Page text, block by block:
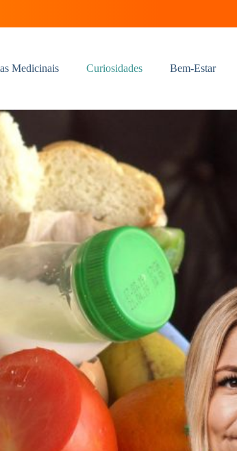
Medicinais Curiosidades Bem-Estar